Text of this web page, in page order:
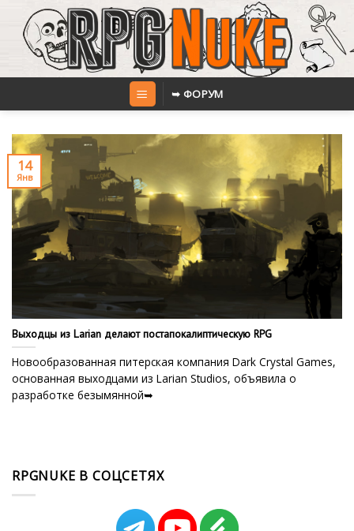
content
➥ ФОРУМ
Выходцы из Larian делают постапокалиптическую RPG
Новообразованная питерская компания Dark Crystal Games,
основанная выходцами из Larian Studios, объявила о
разработке безымянной➥
14
Янв
RPGNUKE В СОЦСЕТЯХ